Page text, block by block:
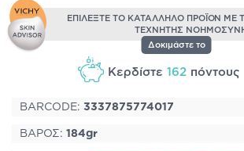
ΕΠΙΛΕΞΤΕ ΤΟ ΚΑΤΑΛΛΗΛΟ ΠΡΟΪΟΝ ΜΕ
ΤΕΧΝΗΤΗΣ
Δοκιμάστε το
Κερδίστε 162πόντους
BARCODE: 3337875774017
ΒΑΡΟΣ: 184gr